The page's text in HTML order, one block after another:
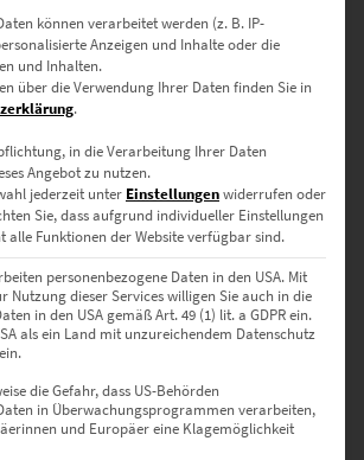
Dieses Produkt weist mehrere Varianten auf. Die Optionen können auf der Produktseite gewählt werden
EZ00805 Lady Morgana
€24,90 –€999,00
können verarbeitet werden (z. B. IP-
Anzeigen und Inhalte oder die
und Inhalten.
über die Verwendung Ihrer Daten finden Sie in
.
in die Verarbeitung Ihrer Daten
Angebot zu nutzen.
jederzeit unter Einstellungenwiderrufen oder
Sie, dass aufgrund individueller Einstellungen
alle Funktionen der Website verfügbar sind.
personenbezogene Daten in den USA. Mit
Nutzung dieser Services willigen Sie auch in die
in den USA gemäß Art. 49 (1) lit. a GDPR ein.
als ein Land mit unzureichendem Datenschutz
die Gefahr, dass US-Behörden
in Überwachungsprogrammen verarbeiten,
und Europäer eine Klagemöglichkeit